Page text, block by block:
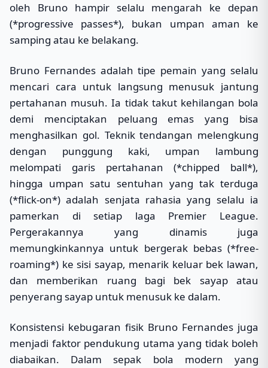
oleh Bruno hampir selalu mengarah ke depan
(*progressive passes*), bukan umpan aman ke
samping atau ke belakang.
Bruno Fernandes adalah tipe pemain yang selalu
mencari cara untuk langsung menusuk jantung
pertahanan musuh. Ia tidak takut kehilangan bola
demi menciptakan peluang emas yang bisa
menghasilkan gol. Teknik tendangan melengkung
dengan punggung kaki, umpan lambung
melompati garis pertahanan (*chipped ball*),
hingga umpan satu sentuhan yang tak terduga
(*flick-on*) adalah senjata rahasia yang selalu ia
pamerkan di setiap laga Premier League.
Pergerakannya yang dinamis juga
memungkinkannya untuk bergerak bebas (*free-
roaming*) ke sisi sayap, menarik keluar bek lawan,
dan memberikan ruang bagi bek sayap atau
penyerang sayap untuk menusuk ke dalam.
Konsistensi kebugaran fisik Bruno Fernandes juga
menjadi faktor pendukung utama yang tidak boleh
diabaikan. Dalam sepak bola modern yang